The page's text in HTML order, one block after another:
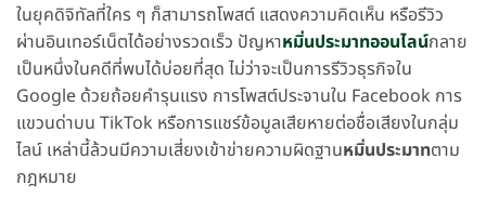
ในยุคดิจิทัลที่ใคร ๆ ก็สามารถโพสต์ แสดงความคิดเห็น หรือรีวิว
ผ่านอินเทอร์เน็ตได้อย่างรวดเร็ว ปัญหาหมิ่นประมาทออนไลน์กลาย
เป็นหนึ่งในคดีที่พบได้บ่อยที่สุด ไม่ว่าจะเป็นการรีวิวธุรกิจใน
Google ด้วยถ้อยคำรุนแรง การโพสต์ประจานใน Facebook การ
แขวนด่าบน TikTok หรือการแชร์ข้อมูลเสียหายต่อชื่อเสียงในกลุ่ม
ไลน์ เหล่านี้ล้วนมีความเสี่ยงเข้าข่ายความผิดฐานหมิ่นประมาทตาม
กฎหมาย